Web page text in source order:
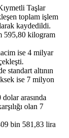
Taşlar
toplam işlem
kaydedildi.
595,80 kilogram
ise 4 milyar
standart altının
ise 7 milyon
arasında
olan 7
bin 581,83 lira